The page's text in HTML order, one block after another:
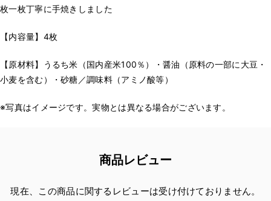
枚一枚丁寧に手焼きしました
【内容量】4枚
【原材料】うるち米（国内産米100％）・醤油（原料の一部に大豆・
小麦を含む）・砂糖／調味料（アミノ酸等）
※写真はイメージです。実物とは異なる場合がございます。
商品レビュー
現在、この商品に関するレビューは受け付けておりません。